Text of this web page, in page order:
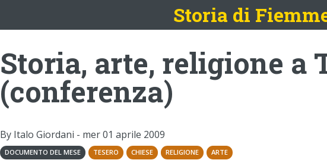
Storia di
Storia, arte, religione a
(conferenza)
By Italo Giordani - mer 01 aprile 2009
DOCUMENTO DEL MESE TESERO CHIESE RELIGIONE ARTE